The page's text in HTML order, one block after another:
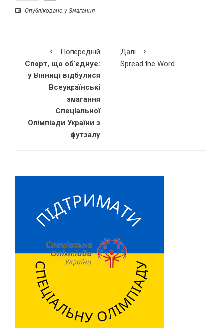
Опубліковано у Змагання
Попередній
Спорт, що об’єднує:
у Вінниці відбулися
Всеукраїнські
змагання
Спеціальної
Олімпіади України з
футзалу
Далі
Spread the Word